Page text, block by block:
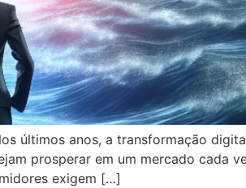
últimos anos, a transformação
prosperar em um mercado cada
exigem […]